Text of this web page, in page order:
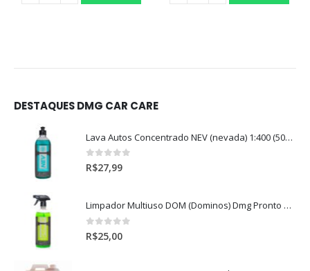
DESTAQUES DMG CAR CARE
Lava Autos Concentrado NEV (nevada) 1:400 (500ml)
0out of 5
R$27,99
Limpador Multiuso DOM (Dominos) Dmg Pronto P/Uso (500ml)
0out of 5
R$25,00